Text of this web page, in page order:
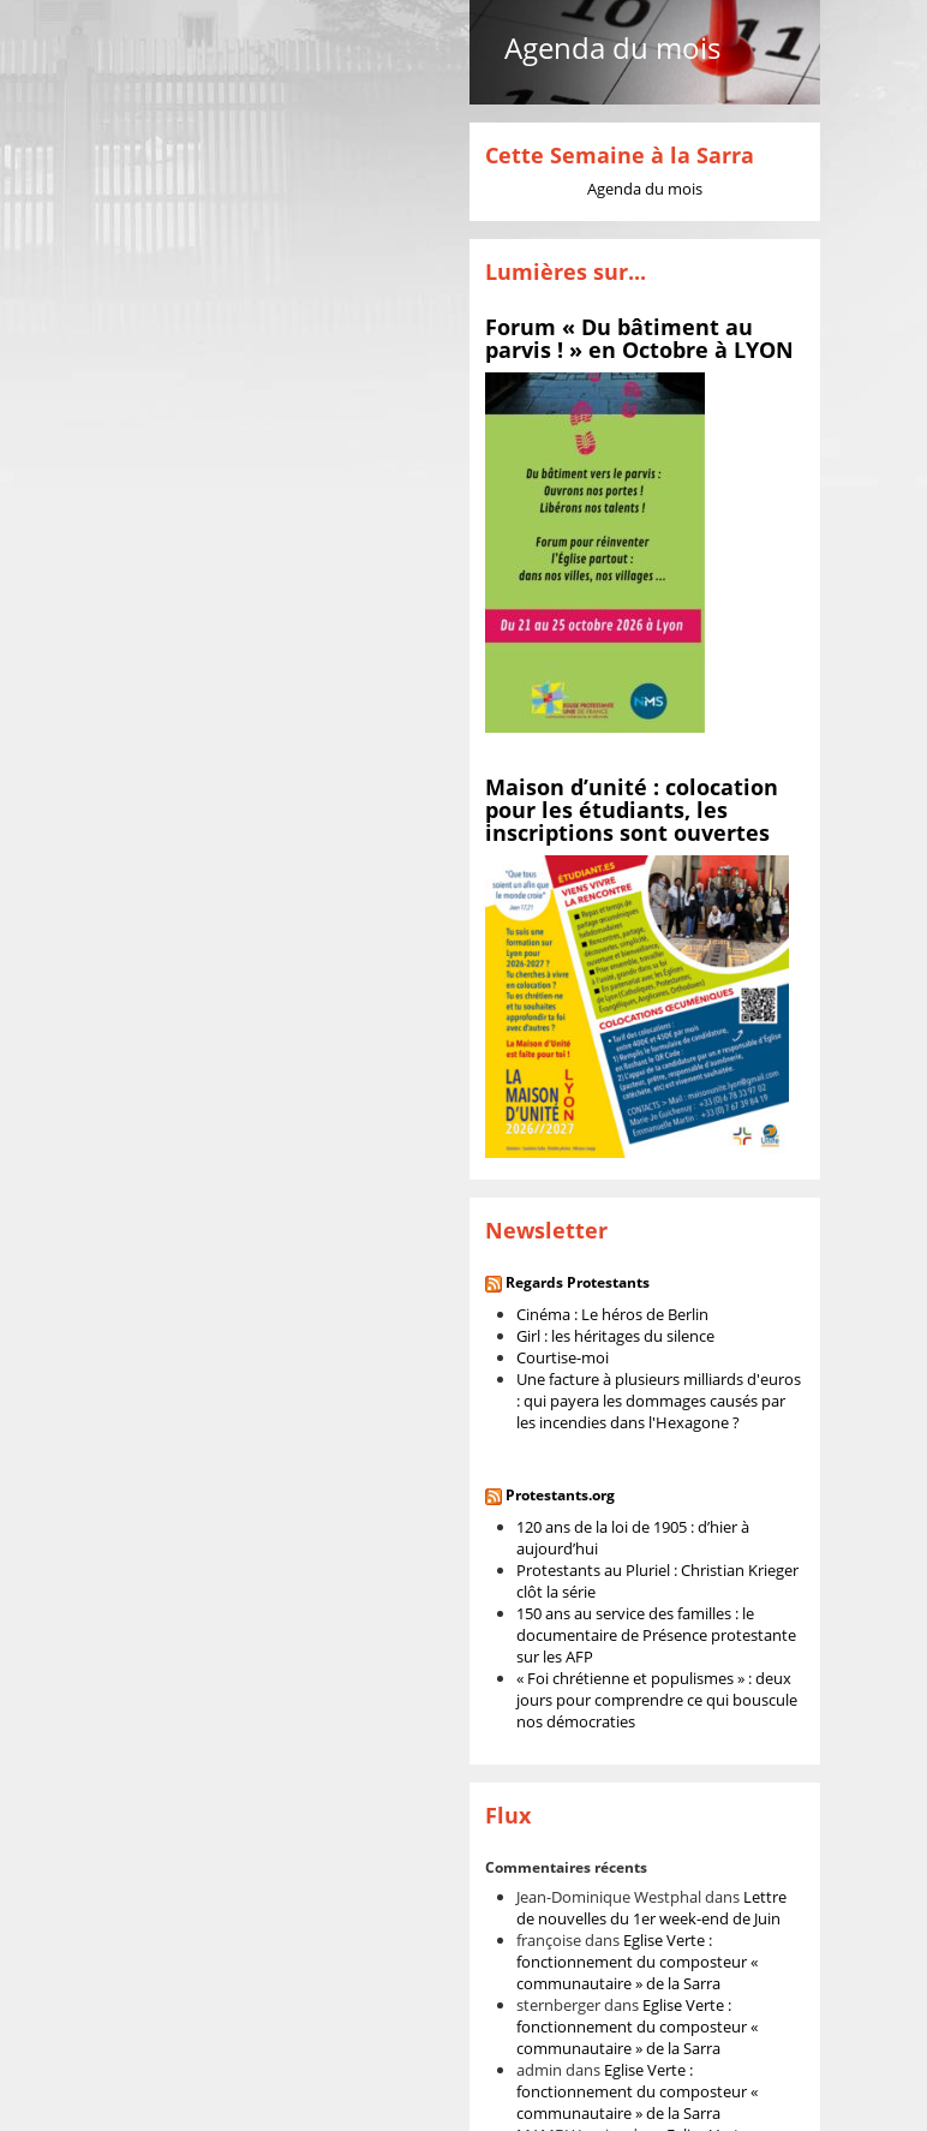
Agenda du mois
Cette Semaine à la Sarra
Agenda du mois
Lumières sur...
Forum « Du bâtiment au
parvis ! » en Octobre à LYON
Maison d’unité : colocation
pour les étudiants, les
inscriptions sont ouvertes
Newsletter
Regards Protestants
Cinéma : Le héros de Berlin
Girl : les héritages du silence
Courtise-moi
Une facture à plusieurs milliards d'euros
: qui payera les dommages causés par
les incendies dans l'Hexagone ?
Protestants.org
120 ans de la loi de 1905 : d’hier à
aujourd’hui
Protestants au Pluriel : Christian Krieger
clôt la série
150 ans au service des familles : le
documentaire de Présence protestante
sur les AFP
« Foi chrétienne et populismes » : deux
jours pour comprendre ce qui bouscule
nos démocraties
Flux
Commentaires récents
Jean-Dominique Westphaldans Lettre
de nouvelles du 1er week-end de Juin
françoisedans Eglise Verte :
fonctionnement du composteur «
communautaire » de la Sarra
sternbergerdans Eglise Verte :
fonctionnement du composteur «
communautaire » de la Sarra
admin dans Eglise Verte :
fonctionnement du composteur «
communautaire » de la Sarra